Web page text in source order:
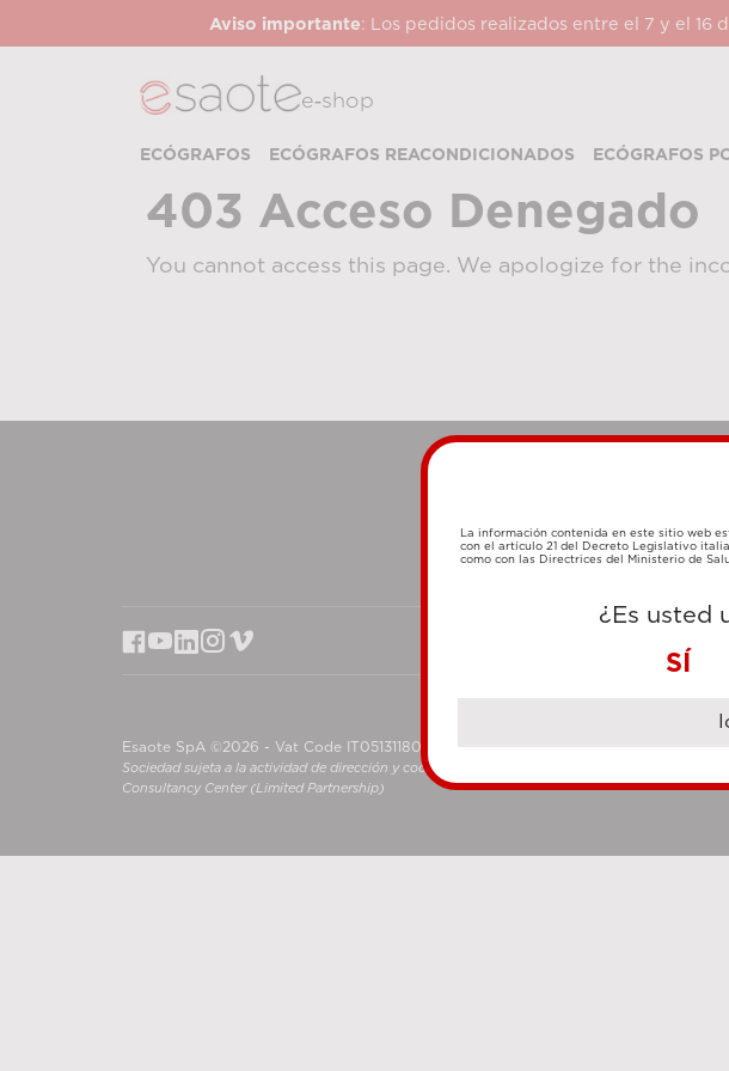
Aviso importante: Los pedidos realizados entre el 7 y el 16
e‑shop
ECÓGRAFOS ECÓGRAFOS REACONDICIONADOS ECÓGRAFOS
403 Acceso Denegado
You cannot access this page. We apologize for the
TARJETA
DE
Esaote SpA ©2026 - Vat Code IT05131180969
Sociedad sujeta a la actividad de dirección y coordinación de Shanghai Luzi Enterprise
Consultancy Center (Limited Partnership)
La información contenida en este sitio web
con el artículo 21 del Decreto Legislativo
como con las Directrices del Ministerio de
¿Es usted
SÍ